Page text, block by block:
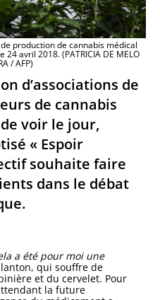
production de cannabis médical
avril 2018. (PATRICIA DE MELO
/ AFP)
d’associations de
de cannabis
voir le jour,
« Espoir
souhaite faire
dans le débat
a été pour moi une
qui souffre de
et du cervelet. Pour
la future